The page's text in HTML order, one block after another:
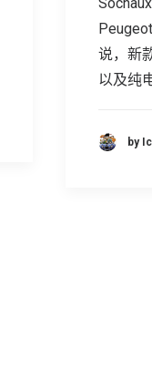
说，新
以及纯
by